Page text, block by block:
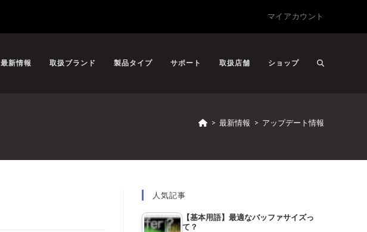
マイアカウント
最新情報 取扱ブランド 製品タイプ サポート 取扱店舗 ショップ
> 最新情報 > アップデート情報
人気記事
【基本用語】最適なバッファサイズっ
て？